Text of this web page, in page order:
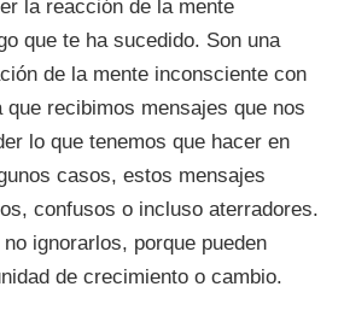
la reacción de la mente
que te ha sucedido. Son una
de la mente inconsciente con
recibimos mensajes que nos
lo que tenemos que hacer en
casos, estos mensajes
confusos o incluso aterradores.
ignorarlos, porque pueden
de crecimiento o cambio.